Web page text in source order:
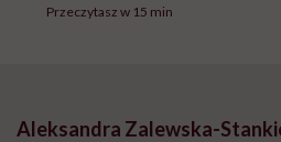
Przeczytasz w 15 min
Aleksandra Zalewska-